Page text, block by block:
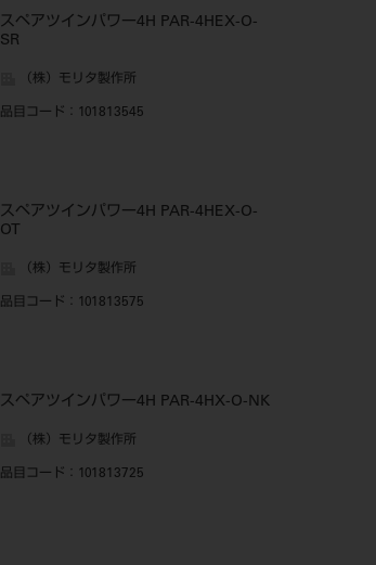
スペアツインパワー4H PAR-4HEX-O-
SR
（株）モリタ製作所
品目コード ：101813545
スペアツインパワー4H PAR-4HEX-O-
OT
（株）モリタ製作所
品目コード ：101813575
スペアツインパワー4H PAR-4HX-O-NK
（株）モリタ製作所
品目コード ：101813725